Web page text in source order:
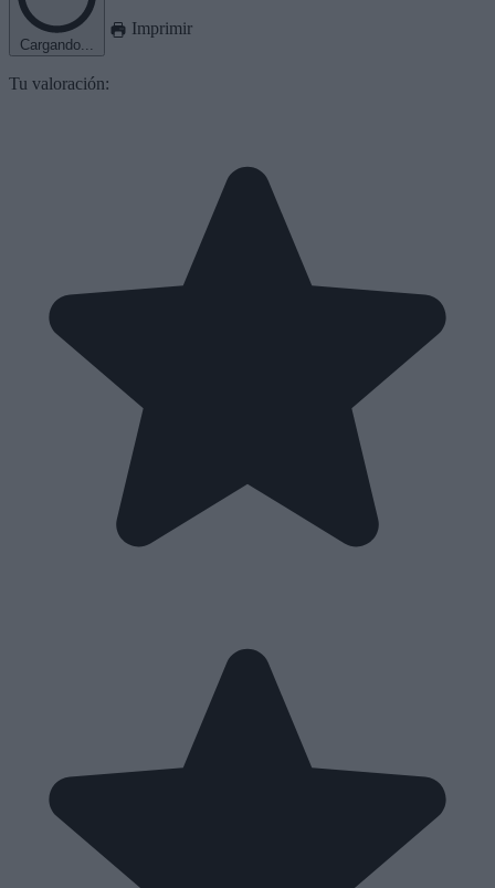
Cargando...
Imprimir
Tu valoración: